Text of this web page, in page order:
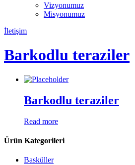
Vizyonumuz
Misyonumuz
İletişim
Barkodlu teraziler
Barkodlu teraziler
Read more
Ürün Kategorileri
Basküller